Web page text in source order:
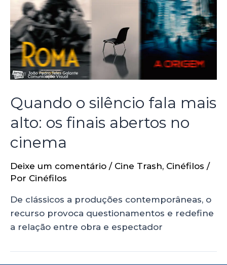
Quando o silêncio fala mais
alto: os finais abertos no
cinema
Deixe um comentário / Cine Trash, Cinéfilos /
Por Cinéfilos
De clássicos a produções contemporâneas, o
recurso provoca questionamentos e redefine
a relação entre obra e espectador